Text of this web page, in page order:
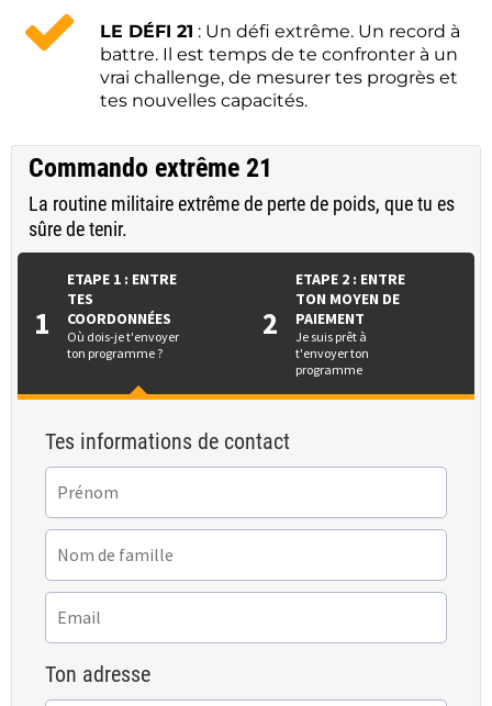
LE DÉFI 21 : Un défi extrême. Un record à
battre. Il est temps de te confronter à un
vrai challenge, de mesurer tes progrès et
tes nouvelles capacités.
Commando extrême 21
La routine militaire extrême de perte de poids, que tu es
sûre de tenir.
1
ETAPE 1 : ENTRE
TES
COORDONNÉES
Où dois-je t'envoyer
ton programme ?
2
ETAPE 2 : ENTRE
TON MOYEN DE
PAIEMENT
Je suis prêt à
t'envoyer ton
programme
Tes informations de contact
Ton adresse